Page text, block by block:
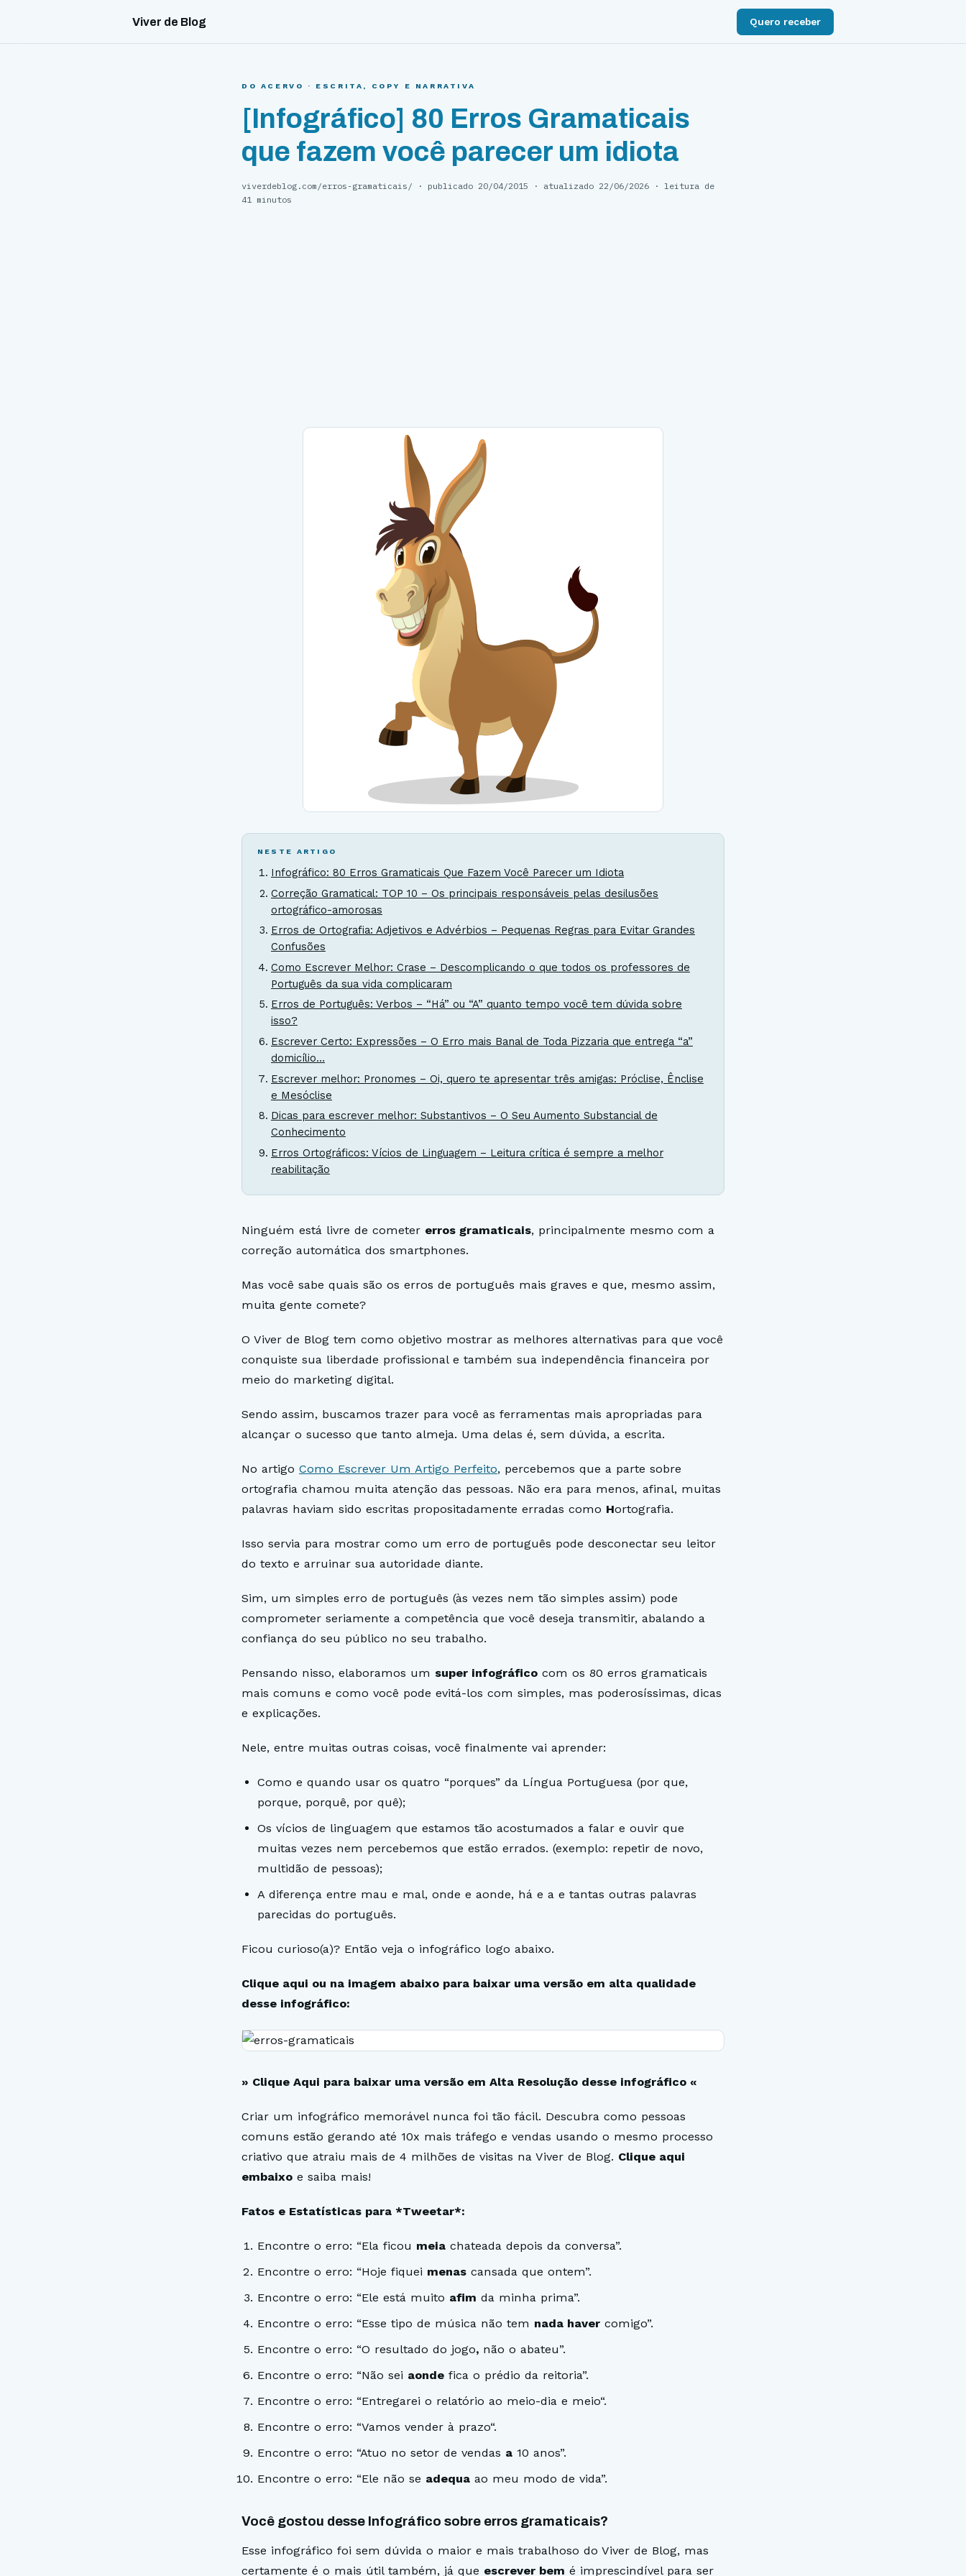
Viver de Blog Quero receber
DO ACERVO · ESCRITA, COPY E NARRATIVA
[Infográfico] 80 Erros Gramaticais
que fazem você parecer um idiota
viverdeblog.com/erros-gramaticais / · publicado 20/04/2015 · atualizado 22/06/2026 · leitura de
41 minutos
NESTE ARTIGO
Infográfico: 80 Erros Gramaticais Que Fazem Você Parecer um Idiota
Correção Gramatical: TOP 10 – Os principais responsáveis pelas desilusões
ortográfico-amorosas
Erros de Ortografia: Adjetivos e Advérbios – Pequenas Regras para Evitar Grandes
Confusões
Como Escrever Melhor: Crase – Descomplicando o que todos os professores de
Português da sua vida complicaram
Erros de Português: Verbos – “Há” ou “A” quanto tempo você tem dúvida sobre
isso?
Escrever Certo: Expressões – O Erro mais Banal de Toda Pizzaria que entrega “a”
domicílio…
Escrever melhor: Pronomes – Oi, quero te apresentar três amigas: Próclise, Ênclise
e Mesóclise
Dicas para escrever melhor: Substantivos – O Seu Aumento Substancial de
Conhecimento
Erros Ortográficos: Vícios de Linguagem – Leitura crítica é sempre a melhor
reabilitação
Ninguém está livre de cometer erros gramaticais, principalmente mesmo com a
correção automática dos smartphones.
Mas você sabe quais são os erros de português mais graves e que, mesmo assim,
muita gente comete?
O Viver de Blog tem como objetivo mostrar as melhores alternativas para que você
conquiste sua liberdade profissional e também sua independência financeira por
meio do marketing digital.
Sendo assim, buscamos trazer para você as ferramentas mais apropriadas para
alcançar o sucesso que tanto almeja. Uma delas é, sem dúvida, a escrita.
No artigo Como Escrever Um Artigo Perfeito, percebemos que a parte sobre
ortografia chamou muita atenção das pessoas. Não era para menos, afinal, muitas
palavras haviam sido escritas propositadamente erradas como Hortografia.
Isso servia para mostrar como um erro de português pode desconectar seu leitor
do texto e arruinar sua autoridade diante.
Sim, um simples erro de português (às vezes nem tão simples assim) pode
comprometer seriamente a competência que você deseja transmitir, abalando a
confiança do seu público no seu trabalho.
Pensando nisso, elaboramos um super infográfico com os 80 erros gramaticais
mais comuns e como você pode evitá-los com simples, mas poderosíssimas, dicas
e explicações.
Nele, entre muitas outras coisas, você finalmente vai aprender:
Como e quando usar os quatro “porques” da Língua Portuguesa (por que,
porque, porquê, por quê);
Os vícios de linguagem que estamos tão acostumados a falar e ouvir que
muitas vezes nem percebemos que estão errados. (exemplo: repetir de novo,
multidão de pessoas);
A diferença entre mau e mal, onde e aonde, há e a e tantas outras palavras
parecidas do português.
Ficou curioso(a)? Então veja o infográfico logo abaixo.
Clique aqui ou na imagem abaixo para baixar uma versão em alta qualidade
desse infográfico:
» Clique Aqui para baixar uma versão em Alta Resolução desse infográfico «
Criar um infográfico memorável nunca foi tão fácil. Descubra como pessoas
comuns estão gerando até 10x mais tráfego e vendas usando o mesmo processo
criativo que atraiu mais de 4 milhões de visitas na Viver de Blog. Clique aqui
embaixo e saiba mais!
Fatos e Estatísticas para *Tweetar*:
Encontre o erro: “Ela ficou meia chateada depois da conversa”.
Encontre o erro: “Hoje fiquei menas cansada que ontem”.
Encontre o erro: “Ele está muito afim da minha prima”.
Encontre o erro: “Esse tipo de música não tem nada haver comigo”.
Encontre o erro: “O resultado do jogo, não o abateu”.
Encontre o erro: “Não sei aonde fica o prédio da reitoria”.
Encontre o erro: “Entregarei o relatório ao meio-dia e meio“.
Encontre o erro: “Vamos vender à prazo“.
Encontre o erro: “Atuo no setor de vendas a 10 anos”.
Encontre o erro: “Ele não se adequa ao meu modo de vida”.
Você gostou desse Infográfico sobre erros gramaticais?
Esse infográfico foi sem dúvida o maior e mais trabalhoso do Viver de Blog, mas
certamente é o mais útil também, já que escrever bem é imprescindível para ser